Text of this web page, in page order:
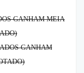
GANHAM MEIA
GANHAM